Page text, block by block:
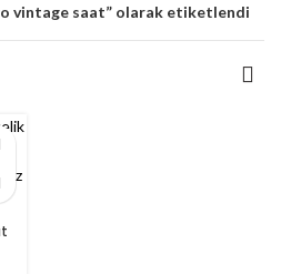
vintage saat” olarak etiketlendi